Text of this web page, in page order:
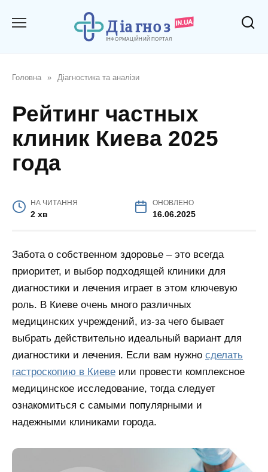
Головна » Діагностика та аналізи
Рейтинг частных
клиник Киева 2025
года
НА ЧИТАННЯ
2 хв
ОНОВЛЕНО
16.06.2025
Забота о собственном здоровье – это всегда
приоритет, и выбор подходящей клиники для
диагностики и лечения играет в этом ключевую
роль. В Киеве очень много различных
медицинских учреждений, из-за чего бывает
выбрать действительно идеальный вариант для
диагностики и лечения. Если вам нужно сделать
гастроскопию в Киеве или провести комплексное
медицинское исследование, тогда следует
ознакомиться с самыми популярными и
надежными клиниками города.